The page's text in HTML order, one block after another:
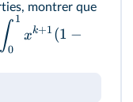
montrer que
∫0
1
xk+1 (1 −